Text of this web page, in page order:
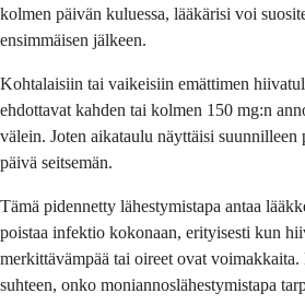
kolmen päivän kuluessa, lääkärisi voi
ensimmäisen jälkeen.
Kohtalaisiin tai vaikeisiin emättimen
ehdottavat kahden tai kolmen 150 mg:n
välein. Joten aikataulu näyttäisi
päivä seitsemän.
Tämä pidennetty lähestymistapa antaa
poistaa infektio kokonaan, erityisesti kun
merkittävämpää tai oireet ovat voimakkaita.
suhteen, onko moniannoslähestymistapa